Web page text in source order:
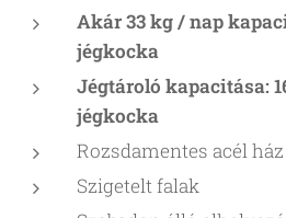
Akár 33 kg / nap
jégkocka
Jégtároló kapacitása:
jégkocka
Rozsdamentes acél ház
Szigetelt falak